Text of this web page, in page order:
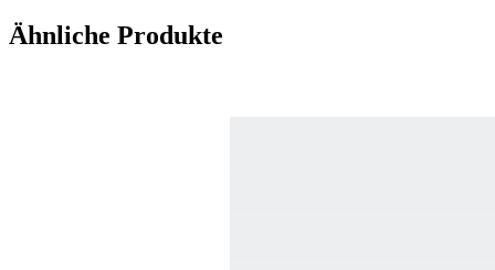
Ähnliche Produkte